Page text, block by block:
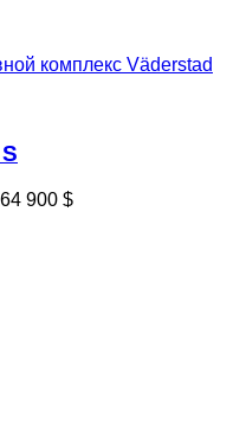
комплекс Väderstad
900 $